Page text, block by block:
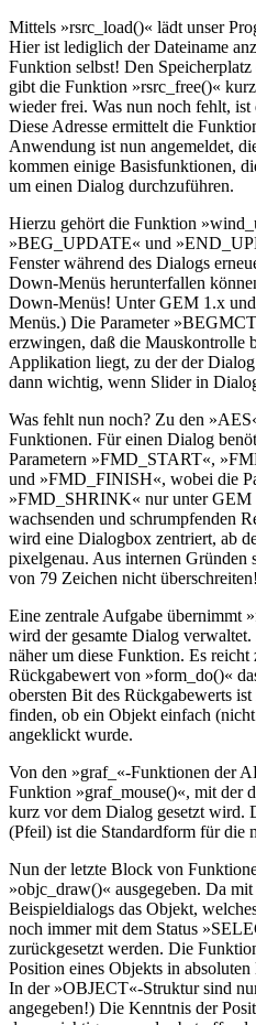
Mittels »rsrc_load()« lädt unser
Hier ist lediglich der Dateiname
Funktion selbst! Den
gibt die Funktion »rsrc_free()«
wieder frei. Was nun noch fehlt,
Diese Adresse ermittelt die
Anwendung ist nun angemeldet,
kommen einige Basisfunktionen,
um einen Dialog durchzuführen.
Hierzu gehört die Funktion
»BEG_UPDATE« und
Fenster während des Dialogs
Down-Menüs herunterfallen
Down-Menüs! Unter GEM 1.x
Menüs.) Die Parameter
erzwingen, daß die Mauskontrolle
Applikation liegt, zu der der
dann wichtig, wenn Slider in
Was fehlt nun noch? Zu den
Funktionen. Für einen Dialog
Parametern »FMD_START«,
und »FMD_FINISH«, wobei die
»FMD_SHRINK« nur unter GEM
wachsenden und schrumpfenden
wird eine Dialogbox zentriert, ab
pixelgenau. Aus internen
von 79 Zeichen nicht überschreiten!
Eine zentrale Aufgabe übernimmt
wird der gesamte Dialog
näher um diese Funktion. Es
Rückgabewert von »form_do()«
obersten Bit des Rückgabewerts
finden, ob ein Objekt einfach
angeklickt wurde.
Von den »graf_«-Funktionen der
Funktion »graf_mouse()«, mit der
kurz vor dem Dialog gesetzt wird.
(Pfeil) ist die Standardform für die
Nun der letzte Block von
»objc_draw()« ausgegeben. Da mit
Beispieldialogs das Objekt,
noch immer mit dem Status
zurückgesetzt werden. Die
Position eines Objekts in
In der »OBJECT«-Struktur sind
angegeben!) Die Kenntnis der